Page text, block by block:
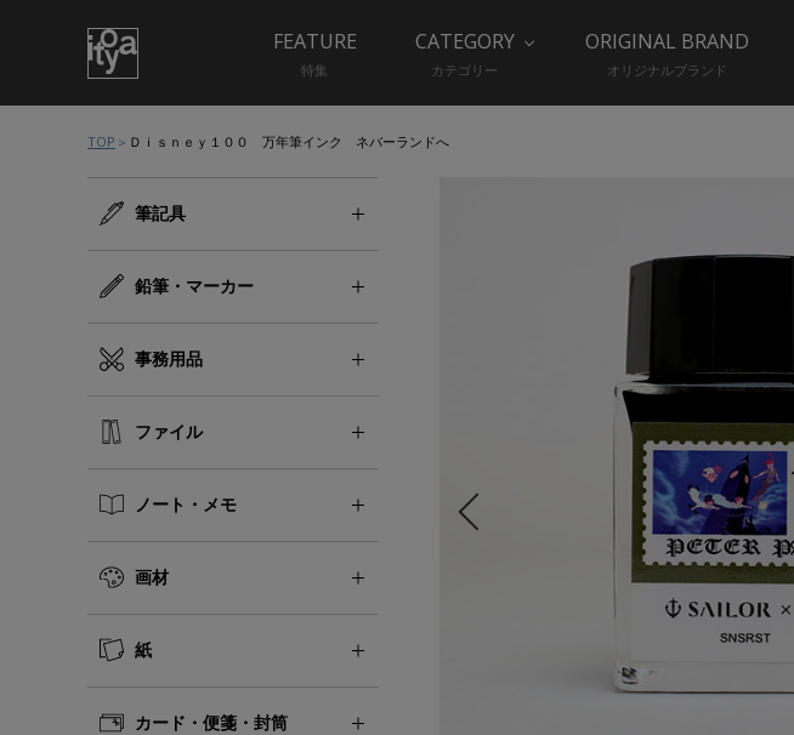
FEATURE
特集
CATEGORY
カテゴリー
ORIGINAL BRAND
オリジナルブランド
TOP Ｄｉｓｎｅｙ１００ 万年筆インク ネバーランドへ
筆記具
鉛筆・マーカー
事務用品
ファイル
ノート・メモ
画材
紙
カード・便箋・封筒